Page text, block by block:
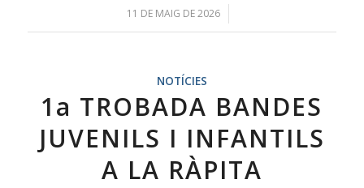
11 DE MAIG DE 2026
/
NOTÍCIES
1a TROBADA BANDES
JUVENILS I INFANTILS
A LA RÀPITA